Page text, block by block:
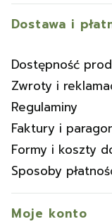
Dostawa i
Dostępność
Zwroty i
Regulaminy
Faktury i
Formy i koszty
Sposoby
Moje konto